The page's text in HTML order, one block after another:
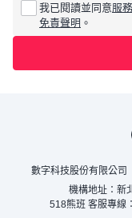
我已閱讀並同意服
免責聲明 。
數字科技股份有限公司
機構地址：新
518熊班 客服專線